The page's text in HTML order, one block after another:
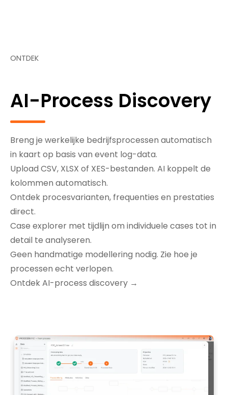
ONTDEK
AI-Process Discovery
Breng je werkelijke bedrijfsprocessen automatisch
in kaart op basis van event log-data.
Upload CSV, XLSX of XES-bestanden. AI koppelt de
kolommen automatisch.
Ontdek procesvarianten, frequenties en prestaties
direct.
Case explorer met tijdlijn om individuele cases tot in
detail te analyseren.
Geen handmatige modellering nodig. Zie hoe je
processen echt verlopen.
Ontdek AI-process discovery →